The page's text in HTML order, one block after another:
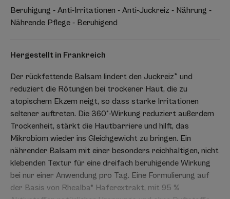
Beruhigung - Anti-Irritationen - Anti-Juckreiz - Nährung -
Nährende Pflege - Beruhigend
Hergestellt in Frankreich
Der rückfettende Balsam lindert den Juckreiz* und
reduziert die Rötungen bei trockener Haut, die zu
atopischem Ekzem neigt, so dass starke Irritationen
seltener auftreten. Die 360°-Wirkung reduziert außerdem
Trockenheit, stärkt die Hautbarriere und hilft, das
Mikrobiom wieder ins Gleichgewicht zu bringen. Ein
nährender Balsam mit einer besonders reichhaltigen, nicht
klebenden Textur für eine dreifach beruhigende Wirkung
bei nur einer Anwendung pro Tag. Eine Formulierung auf
der Basis von Rhealba® Haferextrakt, mit 95 %